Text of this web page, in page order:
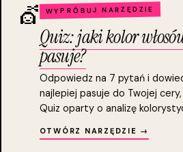
💇 WYPRÓBUJ NARZĘDZIE
Quiz: jaki kolor
pasuje?
Odpowiedz na 7 pytań i
najlepiej pasuje do Twojej
Quiz oparty o analizę
OTWÓRZ NARZĘDZIE →